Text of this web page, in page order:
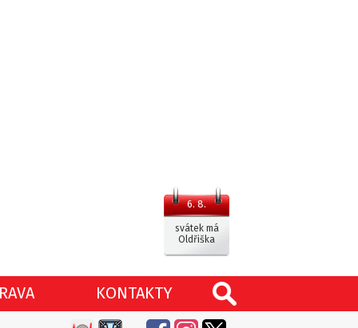
6. 8.
svátek má
Oldřiška
KONTAKTY